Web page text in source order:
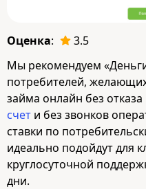
Оценка:
3.5
Мы рекомендуем
потребителей,
займа онлайн без отказа
счет и без звонков
ставки по
идеально подойдут для
круглосуточной
дни.